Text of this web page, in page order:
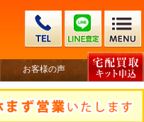
お客様の声